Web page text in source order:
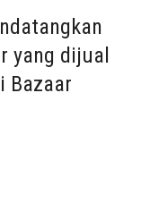
yang dijual
Bazaar